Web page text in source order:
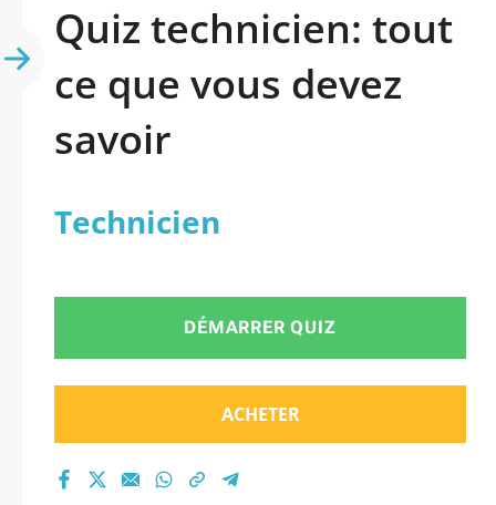
Quiz technicien: tout
ce que vous devez
savoir
Technicien
DÉMARRER QUIZ
ACHETER